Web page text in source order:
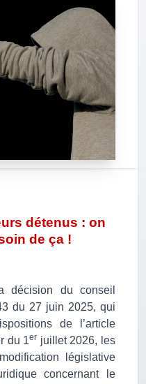
détenus : on
de ça !
du conseil
du 27 juin 2025, qui
de l’article
du 1er juillet 2026, les
législative
concernant le